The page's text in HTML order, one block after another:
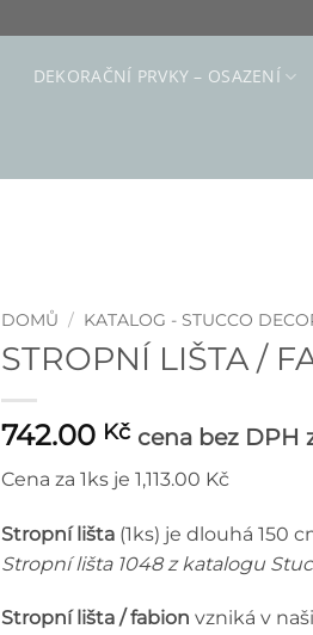
DEKORAČNÍ PRVKY – OSAZENÍ
DOMŮ / KATALOG - STUCCO
STROPNÍ LIŠTA /
742.00 Kč cena bez DPH
Cena za 1ks je 1,113.00 Kč
Stropní lišta (1ks) je dlouhá 150
Stropní lišta 1048 z katalogu
Stropní lišta / fabion vzniká v